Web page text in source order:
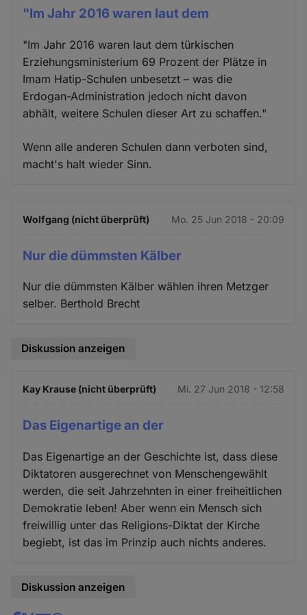
"Im Jahr 2016 waren laut dem
"Im Jahr 2016 waren laut dem türkischen
Erziehungsministerium 69 Prozent der Plätze in
Imam Hatip-Schulen unbesetzt – was die
Erdogan-Administration jedoch nicht davon
abhält, weitere Schulen dieser Art zu schaffen."
Wenn alle anderen Schulen dann verboten sind,
macht's halt wieder Sinn.
Wolfgang (nicht überprüft) Mo. 25 Jun 2018 - 20:09
Nur die dümmsten Kälber
Nur die dümmsten Kälber wählen ihren Metzger
selber. Berthold Brecht
Diskussion anzeigen
Kay Krause (nicht überprüft) Mi. 27 Jun 2018 - 12:58
Das Eigenartige an der
Das Eigenartige an der Geschichte ist, dass diese
Diktatoren ausgerechnet von Menschengewählt
werden, die seit Jahrzehnten in einer freiheitlichen
Demokratie leben! Aber wenn ein Mensch sich
freiwillig unter das Religions-Diktat der Kirche
begiebt, ist das im Prinzip auch nichts anderes.
Diskussion anzeigen